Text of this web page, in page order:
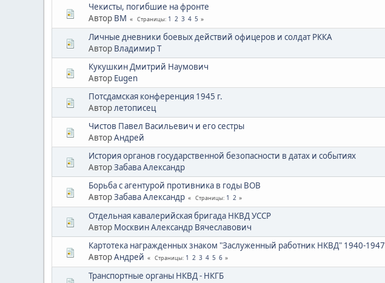
Чекисты, погибшие на фронте
Автор BM Страницы 1 2 3 4 5
Личные дневники боевых действий офицеров и солдат РККА
Автор Владимир Т
Кукушкин Дмитрий Наумович
Автор Eugen
Потсдамская конференция 1945 г.
Авторлетописец
Чистов Павел Васильевич и его сестры
АвторАндрей
История органов государственной безопасности в датах и событиях
АвторЗабава Александр
Борьба с агентурой противника в годы ВОВ
АвторЗабава Александр Страницы 1 2
Отдельная кавалерийская бригада НКВД УССР
Автор Москвин Александр Вячеславович
Картотека награжденных знаком "Заслуженный работник НКВД" 1940-1947
АвторАндрей Страницы 1 2 3 4 5 6
Транспортные органы НКВД - НКГБ